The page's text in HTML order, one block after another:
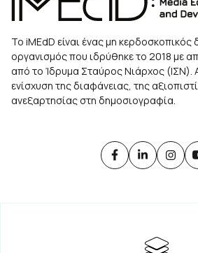
Το iMEdD είναι ένας μη
οργανισμός που ιδρύθηκε το 2018 με
από το Ίδρυμα Σταύρος Νιάρχος (ΙΣΝ).
ενίσχυση της διαφάνειας, της
ανεξαρτησίας στη δημοσιογραφία.